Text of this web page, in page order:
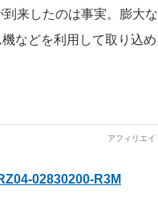
来したのは事実。膨大な
などを利用して取り込め
02830200-R3M